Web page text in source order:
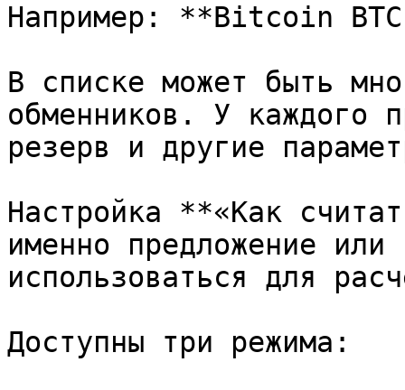
Например: **Bitcoin
В списке может быть
обменников. У каждого
резерв и другие
Настройка **«Как
именно предложение или
использоваться для
Доступны три режима: